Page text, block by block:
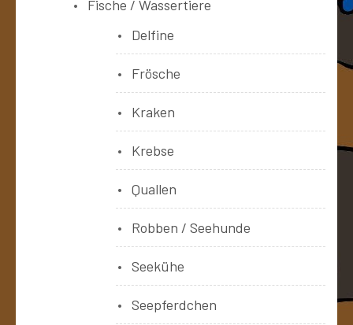
Fische / Wassertiere
Delfine
Frösche
Kraken
Krebse
Quallen
Robben / Seehunde
Seekühe
Seepferdchen